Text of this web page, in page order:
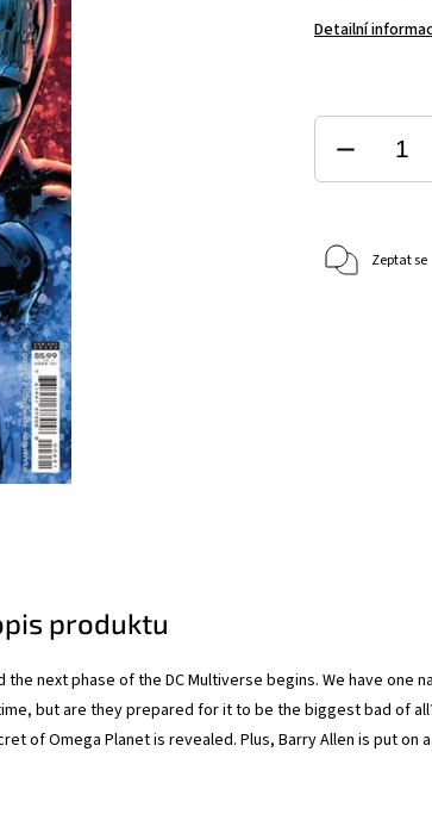
Detailní
Zeptat se
produktu
next phase of the DC Multiverse begins. We have one
but are they prepared for it to be the biggest bad of
of Omega Planet is revealed. Plus, Barry Allen is put on